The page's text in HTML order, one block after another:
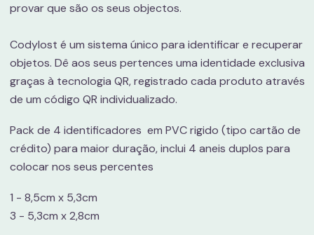
provar que são os seus objectos.
Codylost é um sistema único para identificar e recuperar
objetos. Dê aos seus pertences uma identidade exclusiva
graças à tecnologia QR, registrado cada produto através
de um código QR individualizado.
Pack de 4 identificadores em PVC rigido (tipo cartão de
crédito) para maior duração, inclui 4 aneis duplos para
colocar nos seus percentes
1 - 8,5cm x 5,3cm
3 - 5,3cm x 2,8cm